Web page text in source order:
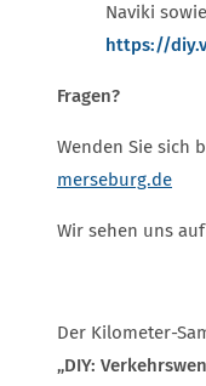
Naviki
https://
Fragen?
Wenden Sie sich
merseburg.de
Wir sehen uns
Der Kilometer-
„DIY: